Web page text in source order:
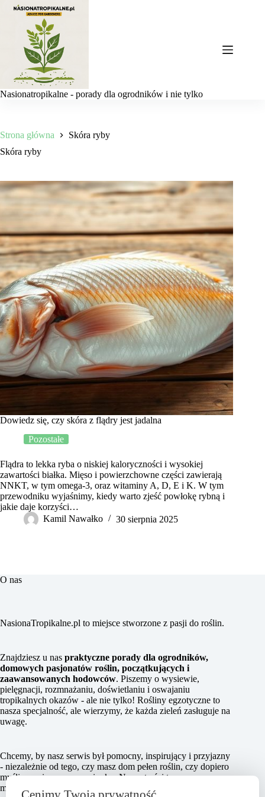
Przejdź
Nasionatropikalne - porady dla ogrodników i nie tylko
Strona główna
Skóra ryby
Skóra ryby
Dowiedz się, czy skóra z flądry jest jadalna
Pozostałe
Flądra to lekka ryba o niskiej kaloryczności i wysokiej
zawartości białka. Mięso i powierzchowne części zawierają
NNKT, w tym omega-3, oraz witaminy A, D, E i K. W tym
przewodniku wyjaśnimy, kiedy warto zjeść powłokę rybną i
jakie daje korzyści…
Kamil Nawałko
30 sierpnia 2025
O nas
NasionaTropikalne.pl to miejsce stworzone z pasji do roślin.
Znajdziesz u nas praktyczne porady dla ogrodników,
domowych pasjonatów roślin, początkujących i
zaawansowanych hodowców. Piszemy o wysiewie,
pielęgnacji, rozmnażaniu, doświetlaniu i oswajaniu
tropikalnych okazów - ale nie tylko! Rośliny egzotyczne to
nasza specjalność, ale wierzymy, że każda zieleń zasługuje na
uwagę.
Chcemy, by nasz serwis był pomocny, inspirujący i przyjazny
- niezależnie od tego, czy masz dom pełen roślin, czy dopiero
myślisz o pierwszym nasionku. Nasze treści tworzymy z
miłości do zieleni i chęci dzielenia się tym, co działa w